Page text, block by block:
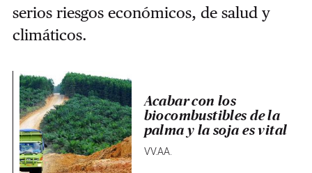
serios riesgos económicos, de salud y
climáticos.
Acabar con los
biocombustibles de la
palma y la soja es vital
VV.AA.